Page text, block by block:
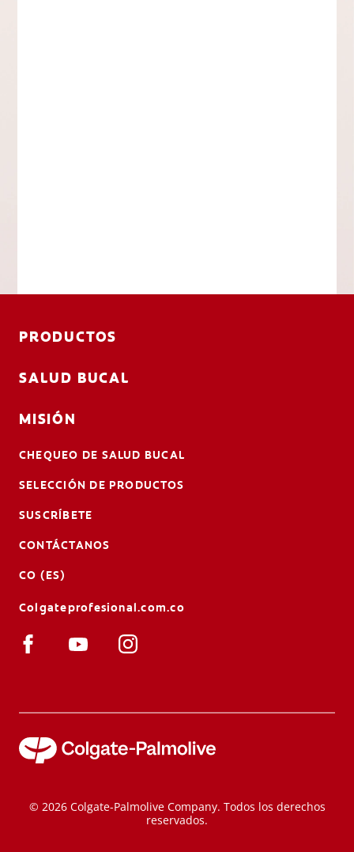
PRODUCTOS
SALUD BUCAL
MISIÓN
CHEQUEO DE SALUD BUCAL
SELECCIÓN DE PRODUCTOS
SUSCRÍBETE
CONTÁCTANOS
CO (ES)
Colgateprofesional.com.co
© 2026 Colgate-Palmolive Company. Todos los derechos
reservados.